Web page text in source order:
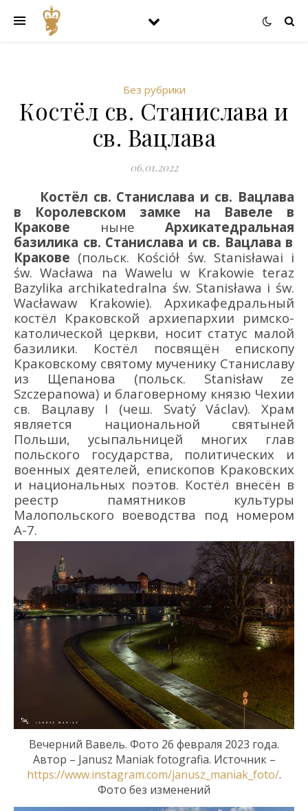
Без рубрики
Костёл св. Станислава и
св. Вацлава
06.01.2022
Костёл св. Станислава и св. Вацлава
в Королевском замке на Вавеле в
Кракове ныне Архикатедральная
базилика св. Станислава и св. Вацлава в
Кракове (польск. Kościół św. Stanisławai i
św.Wacława na Wawelu w Krakowie teraz
Bazylika archikatedralna św. Stanisława i św.
Wacławaw Krakowie). Архикафедральный
костёл Краковской архиепархии римско-
католической церкви, носит статус малой
базилики. Костёл посвящён епископу
Краковскому святому мученику Станиславу
из Щепанова (польск. Stanisław
ze
Szczepanowa) и благоверному князю Чехии
св. Вацлаву I (чеш. Svatý Václav). Храм
является национальной святыней
Польши, усыпальницей многих глав
польского государства, политических и
военных деятелей, епископов Краковских
и национальных поэтов. Костёл внесён в
реестр памятников культуры
Малопольского воеводства под номером
A-7.
Вечерний Вавель. Фото 26 февраля 2023 года.
Автор – Janusz Maniak fotografia. Источник –
https://www.instagram.com/janusz_maniak_foto/.
Фото без изменений